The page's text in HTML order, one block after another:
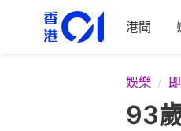
港聞
娛樂
93